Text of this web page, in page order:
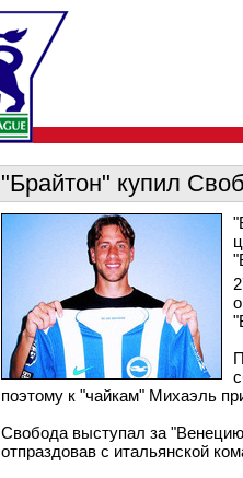
"Брайтон" купил
поэтому к "чайкам" Михаэль
Свобода выступал за
отпраздовав с итальянской